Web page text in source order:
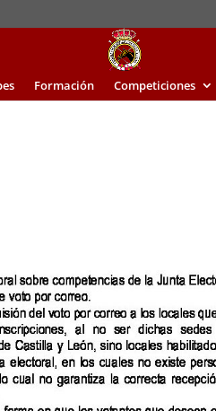
Formación Competiciones